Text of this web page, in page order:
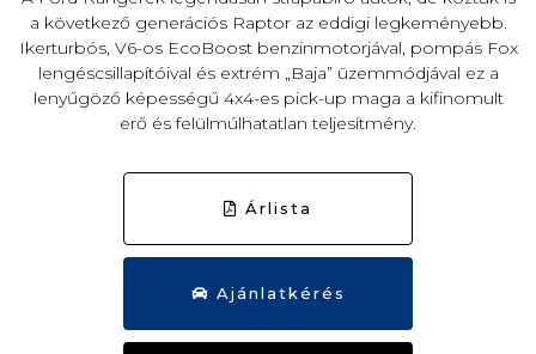
a következő generációs Raptor az eddigi legkeményebb.
Ikerturbós, V6-os EcoBoost benzinmotorjával, pompás Fox
lengéscsillapítóival és extrém „Baja” üzemmódjával ez a
lenyűgöző képességű 4x4-es pick-up maga a kifinomult
erő és felülmúlhatatlan teljesítmény.
Árlista
Ajánlatkérés